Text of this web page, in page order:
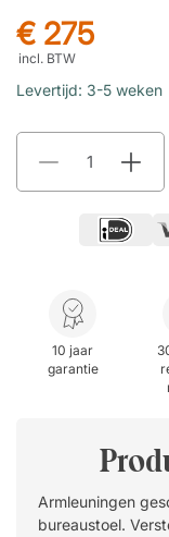
€ 275
incl. BTW
Levertijd: 3-5 weken
10 jaar
garantie
Armleuningen
bureaustoel.